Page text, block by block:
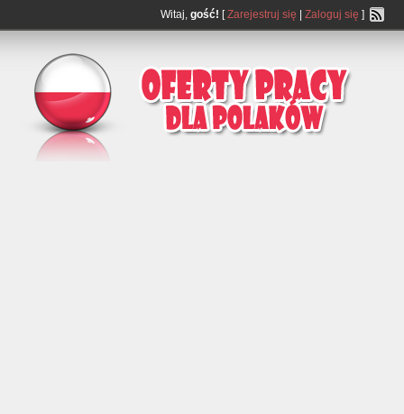
Witaj, gość! [Zarejestruj się Zaloguj się ]